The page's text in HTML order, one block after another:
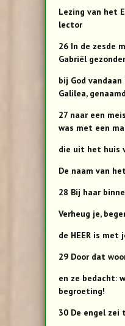
Lezing van het
lector
26 In de zesde
Gabriël
bij God
Galilea,
27 naar een
was met een
die uit het huis
De naam van
28 Bij haar
Verheug je,
de HEER is met
29 Door dat
en ze bedacht:
begroeting!
30 De engel zei